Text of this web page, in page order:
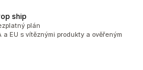
ship
plán
a EU s vítěznými produkty a ověřeným